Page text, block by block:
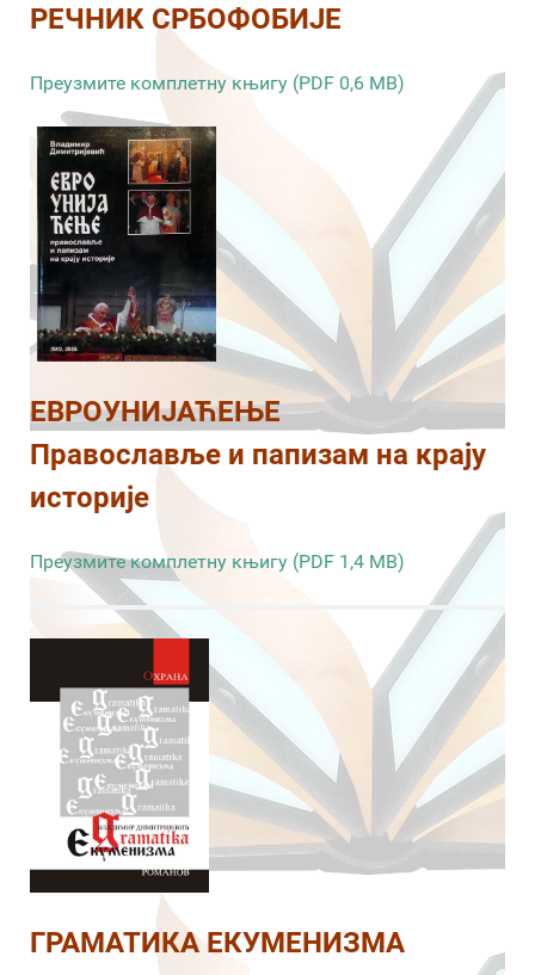
РЕЧНИК СРБОФОБИЈЕ
Преузмите комплетну књигу (PDF 0,6 MB)
ЕВРОУНИЈАЋЕЊЕ
Православље и папизам на крају
историје
Преузмите комплетну књигу (PDF 1,4 MB)
ГРАМАТИКА ЕКУМЕНИЗМА